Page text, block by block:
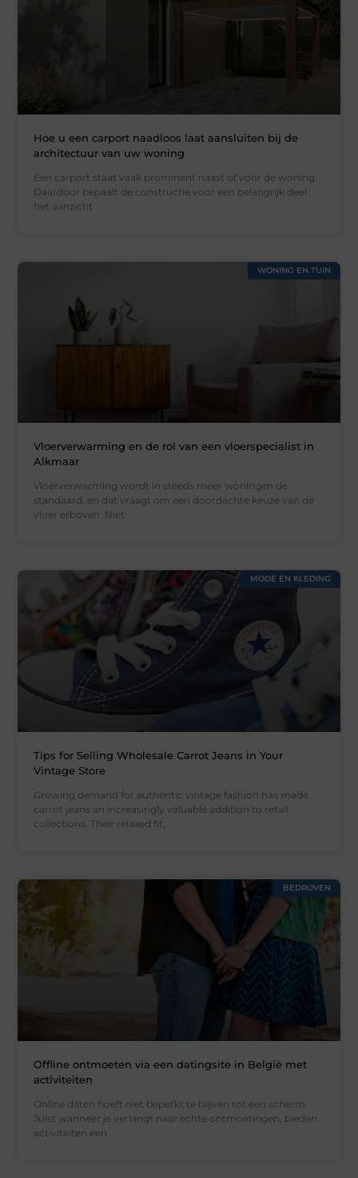
Hoe u een carport naadloos laat aansluiten bij de
architectuur van uw woning
Een carport staat vaak prominent naast of voor de woning.
Daardoor bepaalt de constructie voor een belangrijk deel
het aanzicht
WONING EN TUIN
Vloerverwarming en de rol van een vloerspecialist in
Alkmaar
Vloerverwarming wordt in steeds meer woningen de
standaard, en dat vraagt om een doordachte keuze van de
vloer erboven. Niet
MODE EN KLEDING
Tips for Selling Wholesale Carrot Jeans in Your
Vintage Store
Growing demand for authentic vintage fashion has made
carrot jeans an increasingly valuable addition to retail
collections. Their relaxed fit,
BEDRIJVEN
Offline ontmoeten via een datingsite in België met
activiteiten
Online daten hoeft niet beperkt te blijven tot een scherm.
Juist wanneer je verlangt naar echte ontmoetingen, bieden
activiteiten een